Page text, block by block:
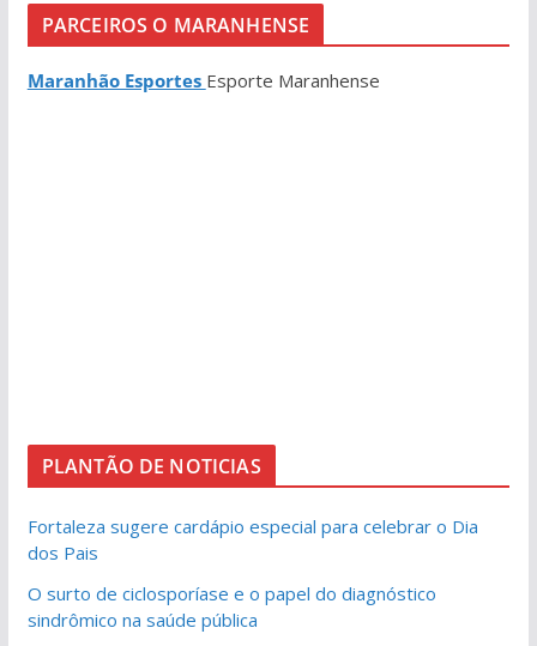
PARCEIROS O MARANHENSE
Maranhão Esportes Esporte Maranhense
PLANTÃO DE NOTICIAS
Fortaleza sugere cardápio especial para celebrar o Dia
dos Pais
O surto de ciclosporíase e o papel do diagnóstico
sindrômico na saúde pública